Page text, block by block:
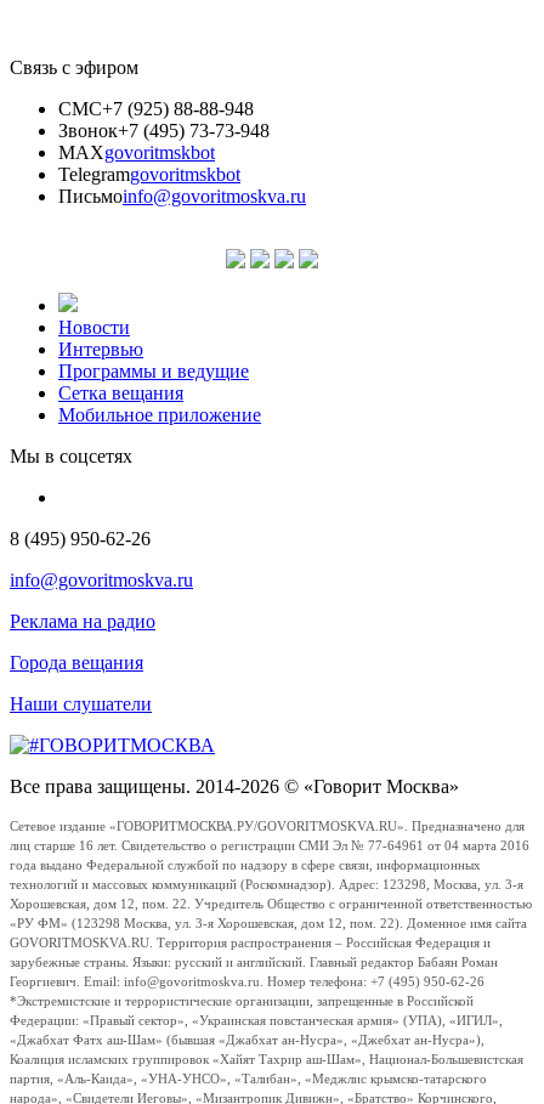
Связь с эфиром
СМС+7 (925) 88-88-948
Звонок+7 (495) 73-73-948
MAXgovoritmskbot
Telegramgovoritmskbot
Письмоinfo@govoritmoskva.ru
Новости
Интервью
Программы и ведущие
Сетка вещания
Мобильное приложение
Мы в соцсетях
8 (495) 950-62-26
info@govoritmoskva.ru
Реклама на радио
Города вещания
Наши слушатели
Все права защищены. 2014-2026 © «Говорит Москва»
Сетевое издание «ГОВОРИТМОСКВА.РУ/GOVORITMOSKVA.RU». Предназначено для
лиц старше 16 лет. Свидетельство о регистрации СМИ Эл № 77-64961 от 04 марта 2016
года выдано Федеральной службой по надзору в сфере связи, информационных
технологий и массовых коммуникаций (Роскомнадзор). Адрес: 123298, Москва, ул. 3-я
Хорошевская, дом 12, пом. 22. Учредитель Общество с ограниченной ответственностью
«РУ ФМ» (123298 Москва, ул. 3-я Хорошевская, дом 12, пом. 22). Доменное имя сайта
GOVORITMOSKVA.RU. Территория распространения – Российская Федерация и
зарубежные страны. Языки: русский и английский. Главный редактор Бабаян Роман
Георгиевич. Email: info@govoritmoskva.ru. Номер телефона: +7 (495) 950-62-26
*Экстремистские и террористические организации, запрещенные в Российской
Федерации: «Правый сектор», «Украинская повстанческая армия» (УПА), «ИГИЛ»,
«Джабхат Фатх аш-Шам» (бывшая «Джабхат ан-Нусра», «Джебхат ан-Нусра»),
Коалиция исламских группировок «Хайят Тахрир аш-Шам», Национал-Большевистская
партия, «Аль-Каида», «УНА-УНСО», «Талибан», «Меджлис крымско-татарского
народа», «Свидетели Иеговы», «Мизантропик Дивижн», «Братство» Корчинского,